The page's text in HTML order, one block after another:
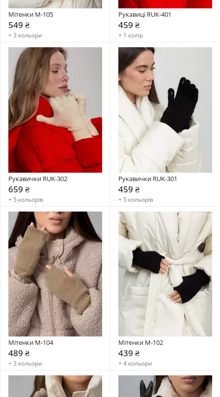
Мітенки M-105
549 ₴
+ 3 кольори
Рукавиці RUK-401
459 ₴
+ 1 колір
Рукавички RUK-302
659 ₴
+ 5 кольорів
Рукавички RUK-301
459 ₴
+ 5 кольорів
Мітенки M-104
489 ₴
+ 3 кольори
Мітенки M-102
439 ₴
+ 4 кольори